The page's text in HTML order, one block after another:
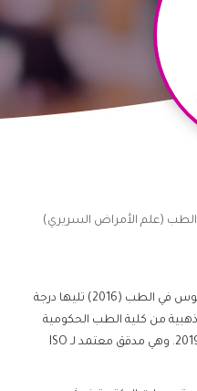
(علم الأمراض السريري)
أكملت الدكتورة خوشبو درجة البكالوريوس في الطب (2016) تليها درجة
من كلية الطب الحكومية
في سورات ، غوجارات – الهند في عام 2019. وهي مدقق معتمد لـ ISO